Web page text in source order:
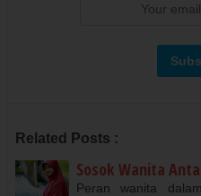
Related Posts :
Sosok Wanita
Peran wanita